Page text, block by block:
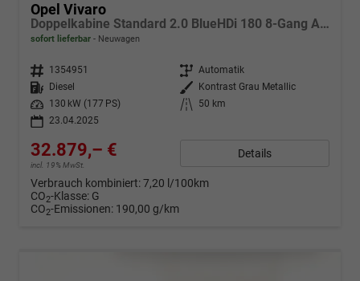
Opel Vivaro
Doppelkabine Standard 2.0 BlueHDi 180 8-Gang Automatikgetriebe
sofort lieferbar Neuwagen
Fahrzeugnr. 1354951 Getriebe Automatik
Kraftstoff
Diesel Außenfarbe
Kontrast Grau Metallic
Leistung
130 kW (177 PS) Kilometerstand
50 km
23.04.2025
32.879,– €
incl. 19% MwSt.
Details
Verbrauch kombiniert:7,20 l/100km
CO2-Klasse: G
CO2-Emissionen: 190,00 g/km